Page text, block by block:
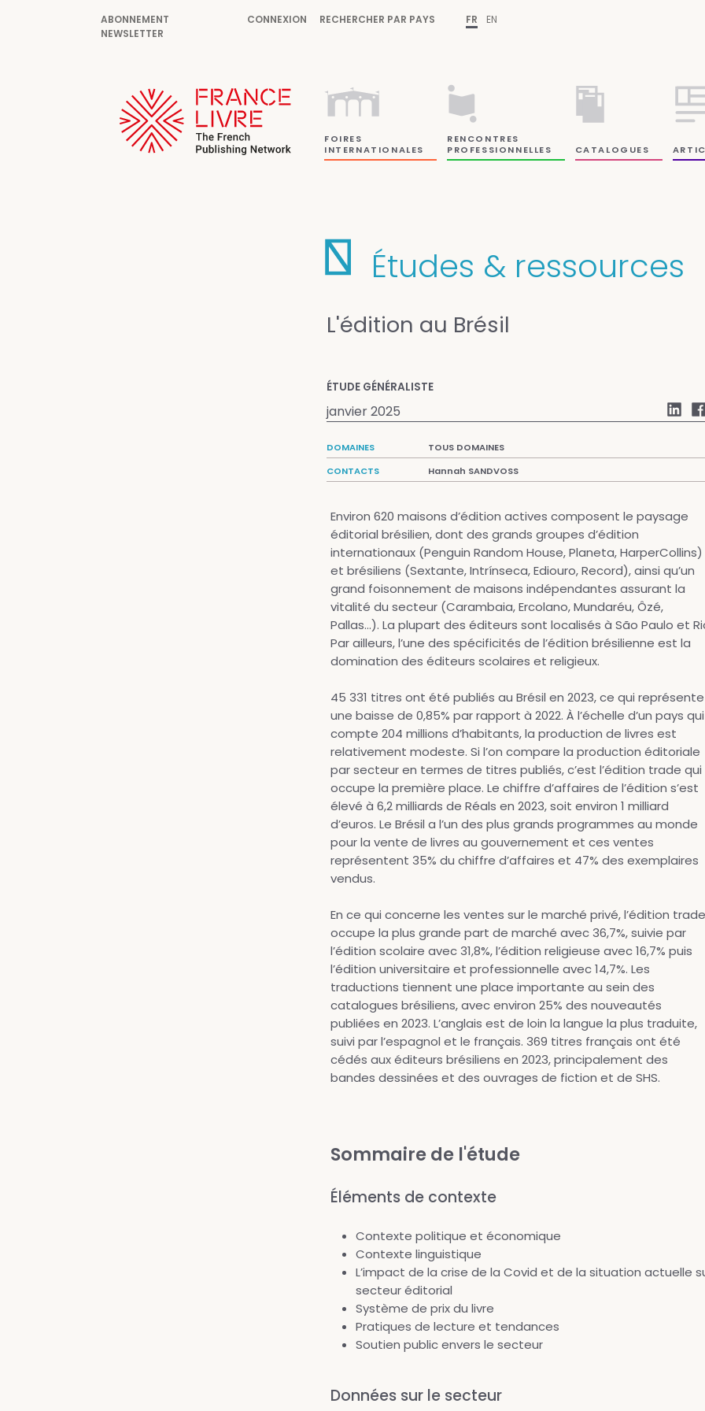
ABONNEMENT
NEWSLETTER
CONNEXION RECHERCHER PAR PAYS FR EN
FOIRES
INTERNATIONALES
RENCONTRES
PROFESSIONNELLES
CATALOGUES
Études & ressources
L'édition au Brésil
ÉTUDE GÉNÉRALISTE
janvier 2025
DOMAINES
TOUS DOMAINES
CONTACTS
Hannah SANDVOSS
Environ 620 maisons d’édition actives composent le paysage
éditorial brésilien, dont des grands groupes d’édition
internationaux (Penguin Random House, Planeta, HarperCollins)
et brésiliens (Sextante, Intrínseca, Ediouro, Record), ainsi qu’un
grand foisonnement de maisons indépendantes assurant la
vitalité du secteur (Carambaia, Ercolano, Mundaréu, Ôzé,
Pallas…). La plupart des éditeurs sont localisés à São Paulo et
Par ailleurs, l’une des spécificités de l’édition brésilienne est la
domination des éditeurs scolaires et religieux.
45 331 titres ont été publiés au Brésil en 2023, ce qui représente
une baisse de 0,85% par rapport à 2022. À l’échelle d’un pays qui
compte 204 millions d’habitants, la production de livres est
relativement modeste. Si l’on compare la production éditoriale
par secteur en termes de titres publiés, c’est l’édition trade qui
occupe la première place. Le chiffre d’affaires de l’édition s’est
élevé à 6,2 milliards de Réals en 2023, soit environ 1 milliard
d’euros. Le Brésil a l’un des plus grands programmes au monde
pour la vente de livres au gouvernement et ces ventes
représentent 35% du chiffre d’affaires et 47% des exemplaires
vendus.
En ce qui concerne les ventes sur le marché privé, l’édition trade
occupe la plus grande part de marché avec 36,7%, suivie par
l’édition scolaire avec 31,8%, l’édition religieuse avec 16,7% puis
l’édition universitaire et professionnelle avec 14,7%. Les
traductions tiennent une place importante au sein des
catalogues brésiliens, avec environ 25% des nouveautés
publiées en 2023. L’anglais est de loin la langue la plus traduite,
suivi par l’espagnol et le français. 369 titres français ont été
cédés aux éditeurs brésiliens en 2023, principalement des
bandes dessinées et des ouvrages de fiction et de SHS.
Sommaire de l'étude
Éléments de contexte
Contexte politique et économique
Contexte linguistique
L’impact de la crise de la Covid et de la situation actuelle
secteur éditorial
Système de prix du livre
Pratiques de lecture et tendances
Soutien public envers le secteur
Données sur le secteur